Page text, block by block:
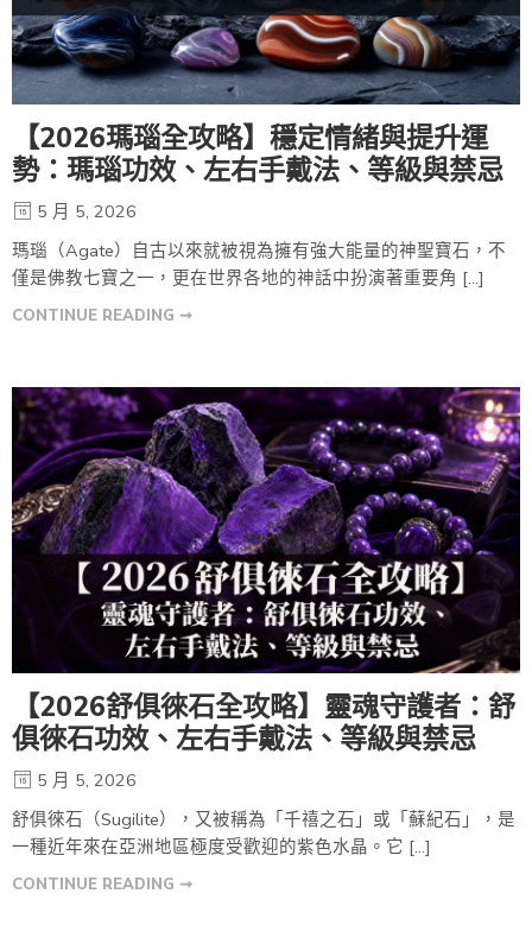
【2026瑪瑙全攻略】穩定情緒與提升運
勢：瑪瑙功效、左右手戴法、等級與禁忌
5 月 5, 2026
瑪瑙（Agate）自古以來就被視為擁有強大能量的神聖寶石，不
僅是佛教七寶之一，更在世界各地的神話中扮演著重要角 […]
CONTINUE READING ➞
【2026舒俱徠石全攻略】靈魂守護者：舒
俱徠石功效、左右手戴法、等級與禁忌
5 月 5, 2026
舒俱徠石（Sugilite），又被稱為「千禧之石」或「蘇紀石」，是
一種近年來在亞洲地區極度受歡迎的紫色水晶。它 […]
CONTINUE READING ➞